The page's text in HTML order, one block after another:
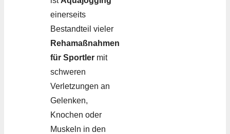
einerseits
Bestandteil vieler
Rehamaßnahmen
für Sportler mit
schweren
Verletzungen an
Gelenken,
Knochen oder
Muskeln in den